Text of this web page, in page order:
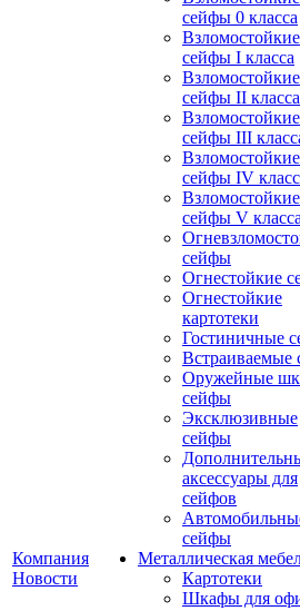
Компания
Новости
сейфы 0 класса
Взломостойкие
сейфы I класса
Взломостойкие
сейфы II класса
Взломостойкие
сейфы III
Взломостойкие
сейфы IV
Взломостойкие
сейфы V класса
сейфы
Огнестойкие
Огнестойкие
картотеки
Гостиничные
Встраиваемые
Оружейные
сейфы
Эксклюзивные
сейфы
аксессуары для
сейфов
сейфы
Металлическая
Картотеки
Шкафы для